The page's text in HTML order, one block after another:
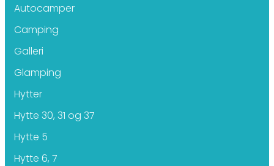
Autocamper
Camping
Galleri
Glamping
Hytter
Hytte 30, 31 og 37
Hytte 5
Hytte 6, 7